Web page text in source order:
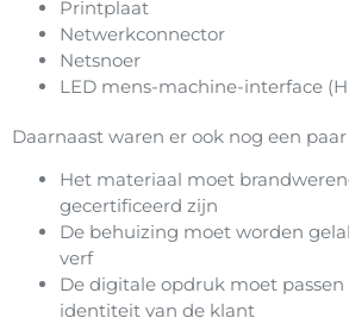
Printplaat
Netwerkconnector
Netsnoer
LED mens-machine-interface
Daarnaast waren er ook nog een
Het materiaal moet
gecertificeerd zijn
De behuizing moet worden
verf
De digitale opdruk moet passen
identiteit van de klant